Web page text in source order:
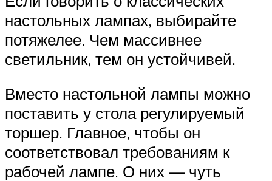
настольных лампах, выбирайте
потяжелее. Чем массивнее
светильник, тем он устойчивей.
Вместо настольной лампы можно
поставить у стола регулируемый
торшер. Главное, чтобы он
соответствовал требованиям к
рабочей лампе. О них — чуть